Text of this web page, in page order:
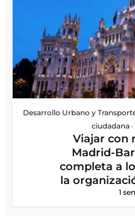
Desarrollo Urbano y
ciudadana •
Viajar con
Madrid-
completa a
la
1